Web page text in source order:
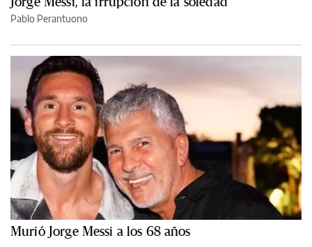
Pablo Perantuono
Murió Jorge Messi a los 68 años